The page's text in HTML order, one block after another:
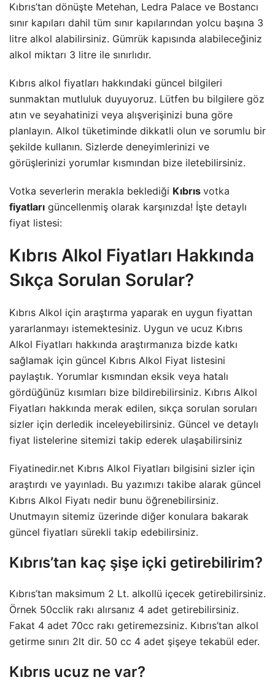
Kıbrıs’tan dönüşte Metehan, Ledra Palace ve Bostancı
sınır kapıları dahil tüm sınır kapılarından yolcu başına 3
litre alkol alabilirsiniz. Gümrük kapısında alabileceğiniz
alkol miktarı 3 litre ile sınırlıdır.
Kıbrıs alkol fiyatları hakkındaki güncel bilgileri
sunmaktan mutluluk duyuyoruz. Lütfen bu bilgilere göz
atın ve seyahatinizi veya alışverişinizi buna göre
planlayın. Alkol tüketiminde dikkatli olun ve sorumlu bir
şekilde kullanın. Sizlerde deneyimlerinizi ve
görüşlerinizi yorumlar kısmından bize iletebilirsiniz.
Votka severlerin merakla beklediği Kıbrıs votka
fiyatları güncellenmiş olarak karşınızda! İşte detaylı
fiyat listesi:
Kıbrıs Alkol Fiyatları Hakkında
Sıkça Sorulan Sorular?
Kıbrıs Alkol için araştırma yaparak en uygun fiyattan
yararlanmayı istemektesiniz. Uygun ve ucuz Kıbrıs
Alkol Fiyatları hakkında araştırmanıza bizde katkı
sağlamak için güncel Kıbrıs Alkol Fiyat listesini
paylaştık. Yorumlar kısmından eksik veya hatalı
gördüğünüz kısımları bize bildirebilirsiniz. Kıbrıs Alkol
Fiyatları hakkında merak edilen, sıkça sorulan soruları
sizler için derledik inceleyebilirsiniz. Güncel ve detaylı
fiyat listelerine sitemizi takip ederek ulaşabilirsiniz
Fiyatinedir.net Kıbrıs Alkol Fiyatları bilgisini sizler için
araştırdı ve yayınladı. Bu yazımızı takibe alarak güncel
Kıbrıs Alkol Fiyatı nedir bunu öğrenebilirsiniz.
Unutmayın sitemiz üzerinde diğer konulara bakarak
güncel fiyatları sürekli takip edebilirsiniz.
Kıbrıs’tan kaç şişe içki getirebilirim?
Kıbrıs’tan maksimum 2 Lt. alkollü içecek getirebilirsiniz.
Örnek 50cclik rakı alırsanız 4 adet getirebilirsiniz.
Fakat 4 adet 70cc rakı getiremezsiniz. Kıbrıs’tan alkol
getirme sınırı 2lt dir. 50 cc 4 adet şişeye tekabül eder.
Kıbrıs ucuz ne var?